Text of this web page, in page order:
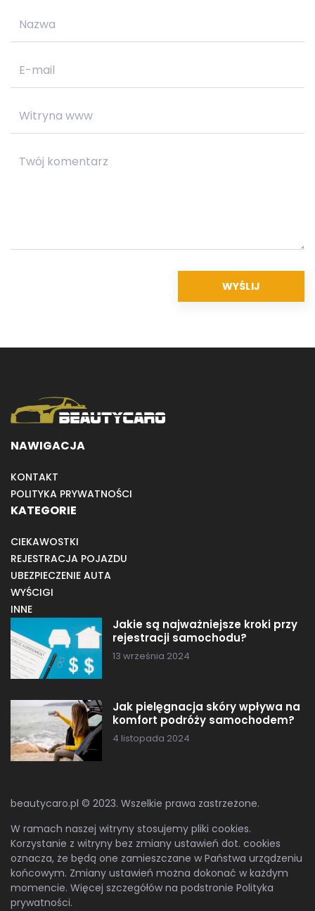
NAWIGACJA
KONTAKT
POLITYKA PRYWATNOŚCI
KATEGORIE
CIEKAWOSTKI
REJESTRACJA POJAZDU
UBEZPIECZENIE AUTA
WYŚCIGI
INNE
Jakie są najważniejsze kroki przy
rejestracji samochodu?
13 września 2024
Jak pielęgnacja skóry wpływa na
komfort podróży samochodem?
4 listopada 2024
beautycaro.pl © 2023. Wszelkie prawa zastrzeżone.
W ramach naszej witryny stosujemy pliki cookies.
Korzystanie z witryny bez zmiany ustawień dot. cookies
oznacza, że będą one zamieszczane w Państwa urządzeniu
końcowym. Zmiany ustawień można dokonać w każdym
momencie. Więcej szczegółów na podstronie Polityka
prywatności.